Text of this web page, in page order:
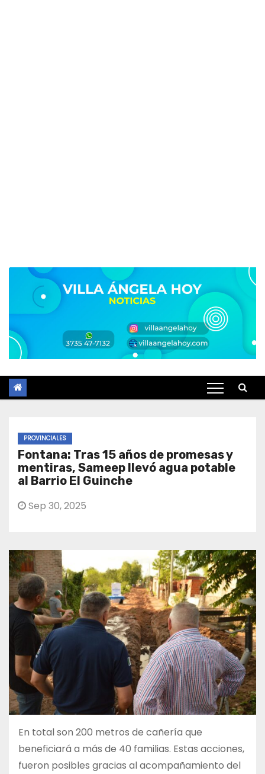
PROVINCIALES
Fontana: Tras 15 años de promesas y
mentiras, Sameep llevó agua potable
al Barrio El Guinche
Sep 30, 2025
En total son 200 metros de cañería que
beneficiará a más de 40 familias. Estas acciones,
fueron posibles gracias al acompañamiento del